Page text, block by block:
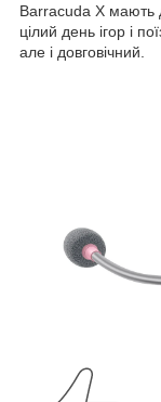
Barracuda X мають
цілий день ігор і
але і довговічний.